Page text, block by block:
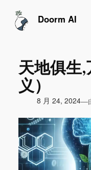
Doorm AI
天地俱生
义）
8 月 24, 2024—
视
频
播
放
器